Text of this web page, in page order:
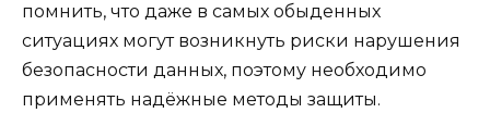
помнить, что даже в самых обыденных
ситуациях могут возникнуть риски нарушения
безопасности данных, поэтому необходимо
применять надёжные методы защиты.